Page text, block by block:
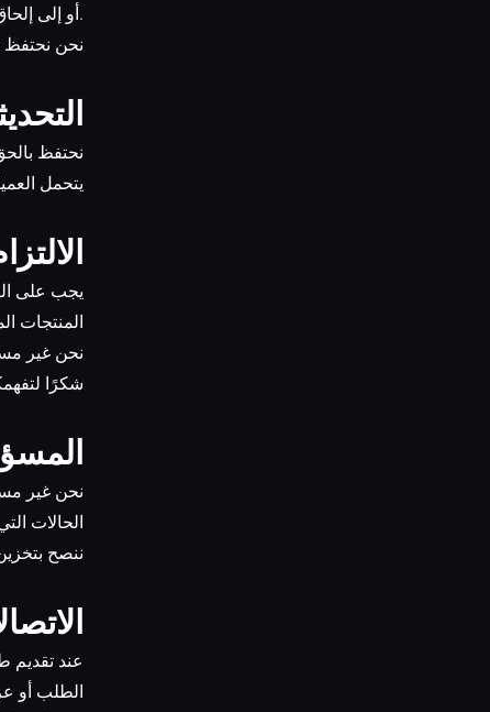
أو إلى إلحاق أضرار بالغير.
7.2 نحن
5.
8.1 نحتفظ
8.2 يتحمل
6.
المنتجات
9.2 نحن غير
شكرًا
7.
الحالات
10.2 ننصح
8.
الطلب أو